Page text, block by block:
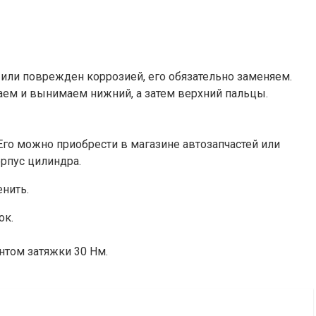
поврежден коррозией, его обязательно заменяем.
и вынимаем нижний, а затем верхний пальцы.
можно приобрести в магазине автозапчастей или
цилиндра.
затяжки 30 Нм.